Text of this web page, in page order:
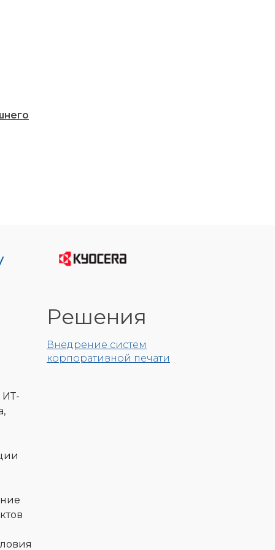
ИТ-
Решения
Внедрение систем
корпоративной печати